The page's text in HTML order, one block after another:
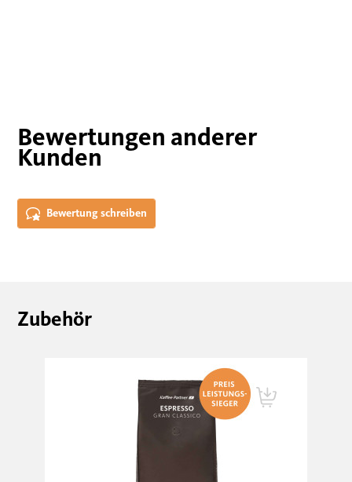
Bewertungen anderer
Kunden
Bewertung schreiben
Zubehör